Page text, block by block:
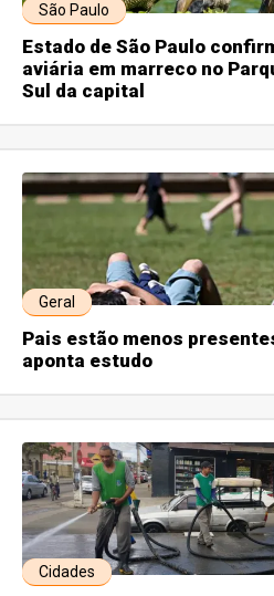
São Paulo
Estado de São Paulo
aviária em marreco no
Sul da capital
Geral
Pais estão menos
aponta estudo
Cidades